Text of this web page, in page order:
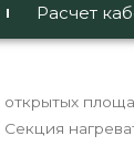
Расчет
открытых
Секция